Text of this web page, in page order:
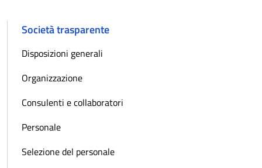
Società trasparente
Disposizioni generali
Organizzazione
Consulenti e collaboratori
Personale
Selezione del personale